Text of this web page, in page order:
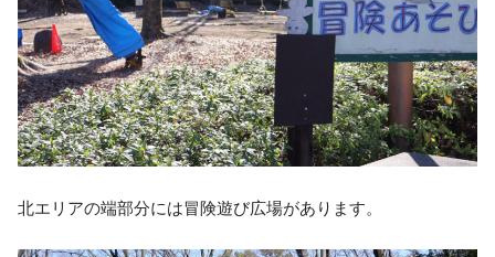
北エリアの端部分には冒険遊び広場があります。